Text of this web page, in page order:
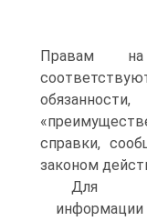
Правам на
справки,
законом
Для
информации